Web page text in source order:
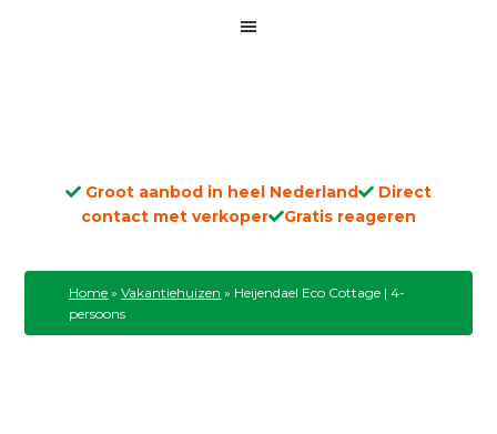
Groot aanbod in heel Nederland
Direct
contact met verkoper
Gratis reageren
Home »Vakantiehuizen » Heijendael Eco Cottage | 4-
persoons